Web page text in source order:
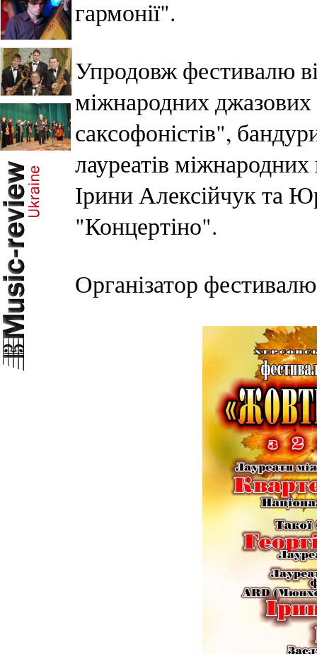
гармонії".
Упродовж фестивалю
міжнародних
саксофоністів",
лауреатів
Ірини Алексійчук та
"Концертіно".
Організатор